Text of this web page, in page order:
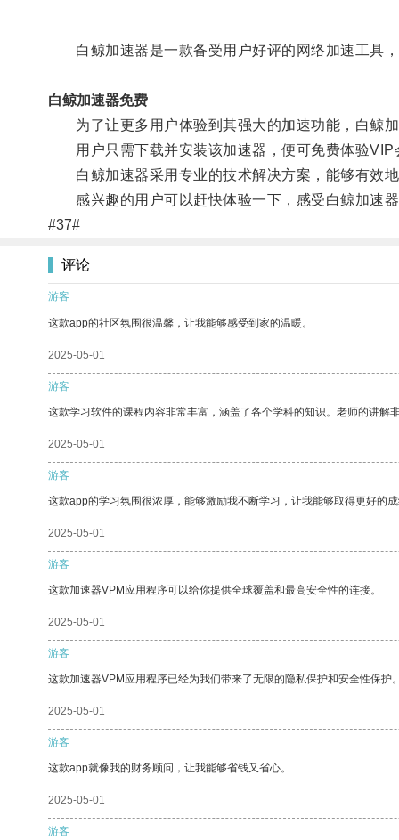
白鲸加速器是一款备受用户好评的网络加速工具
白鲸加速器免费
为了让更多用户体验到其强大的加速功能，白鲸加
用户只需下载并安装该加速器，便可免费体验VIP
白鲸加速器采用专业的技术解决方案，能够有效地
感兴趣的用户可以赶快体验一下，感受白鲸加速器
#37#
评论
游客
这款app的社区氛围很温馨，让我能够感受到家的温暖。
2025-05-01
游客
这款学习软件的课程内容非常丰富，涵盖了各个学科的知识。老师的讲解
2025-05-01
游客
这款app的学习氛围很浓厚，能够激励我不断学习，让我能够取得更好的
2025-05-01
游客
这款加速器VPM应用程序可以给你提供全球覆盖和最高安全性的连接。
2025-05-01
游客
这款加速器VPM应用程序已经为我们带来了无限的隐私保护和安全性保护
2025-05-01
游客
这款app就像我的财务顾问，让我能够省钱又省心。
2025-05-01
游客